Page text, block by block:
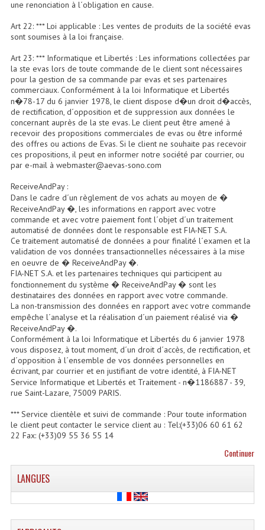
Enceintes Murales (Ligne 100V 16 - 8 Ohm)
Hp À Chambre De Compression
Lecteurs Mp3 Et CDs Sources
Microphone PA & Micro Pupitre
Projecteurs De Son
Sono: Conférences Securité Visite Guidée
Système D'audio Guide
Système De Conférence
Système Visite Guidée
Sonorisation Securité EN-54
Système Boucle Magnétique
Structures, Pieds, Ponts...
Angle AG29 Structure Contest
Angle DECO22Q Structure Contest
Angle DECOTRI Structure Contest
Angle DUO Structure Contest
Angles Structure Duo290
Angles Structure QUATRO290
une renonciation à l´obligation en cause.
Art 22: *** Loi applicable : Les ventes de produits de la société evas
sont soumises à la loi française.
Art 23: *** Informatique et Libertés : Les informations collectées par
la ste evas lors de toute commande de le client sont nécessaires
pour la gestion de sa commande par evas et ses partenaires
commerciaux. Conformément à la loi Informatique et Libertés
n�78-17 du 6 janvier 1978, le client dispose d�un droit d�accès,
de rectification, d´opposition et de suppression aux données le
concernant auprès de la ste evas. Le client peut être amené à
recevoir des propositions commerciales de evas ou être informé
des offres ou actions de Evas. Si le client ne souhaite pas recevoir
ces propositions, il peut en informer notre société par courrier, ou
par e-mail à webmaster@aevas-sono.com
ReceiveAndPay :
Dans le cadre d´un règlement de vos achats au moyen de �
ReceiveAndPay �, les informations en rapport avec votre
commande et avec votre paiement font l´objet d´un traitement
automatisé de données dont le responsable est FIA-NET S.A.
Ce traitement automatisé de données a pour finalité l´examen et la
validation de vos données transactionnelles nécessaires à la mise
en oeuvre de � ReceiveAndPay �.
FIA-NET S.A. et les partenaires techniques qui participent au
fonctionnement du système � ReceiveAndPay � sont les
destinataires des données en rapport avec votre commande.
La non-transmission des données en rapport avec votre commande
empêche l´analyse et la réalisation d´un paiement réalisé via �
ReceiveAndPay �.
Conformément à la loi Informatique et Libertés du 6 janvier 1978
vous disposez, à tout moment, d´un droit d´accès, de rectification, et
d´opposition à l´ensemble de vos données personnelles en
écrivant, par courrier et en justifiant de votre identité, à FIA-NET
Service Informatique et Libertés et Traitement - n�1186887 - 39,
rue Saint-Lazare, 75009 PARIS.
*** Service clientèle et suivi de commande : Pour toute information
le client peut contacter le service client au : Tel:(+33)06 60 61 62
22 Fax: (+33)09 55 36 55 14
Continuer
LANGUES